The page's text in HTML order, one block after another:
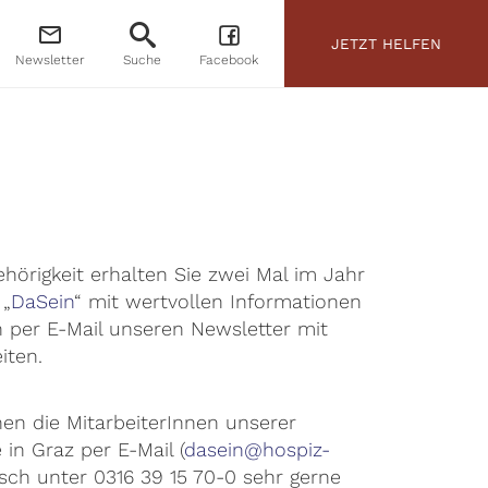
JETZT HELFEN
Facebook
Suche
Newsletter
erhalten Sie zwei Mal im Jahr
DaSein“ mit wertvollen Informationen
per E-Mail unseren Newsletter mit
die MitarbeiterInnen unserer
Graz per E-Mail (dasein@hospiz-
unter 0316 39 15 70-0 sehr gerne